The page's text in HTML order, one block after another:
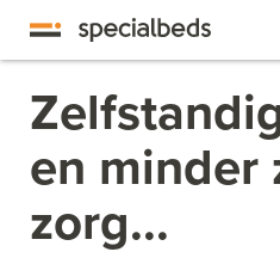
en minder
zorg...